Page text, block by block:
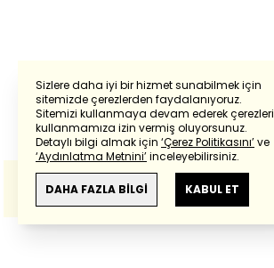
Sizlere daha iyi bir hizmet sunabilmek için
sitemizde çerezlerden faydalanıyoruz.
Sitemizi kullanmaya devam ederek çerezleri
kullanmamıza izin vermiş oluyorsunuz.
Detaylı bilgi almak için ‘Çerez Politikasını’ve
‘Aydınlatma Metnini’inceleyebilirsiniz.
DAHA FAZLA BİLGİ KABUL ET
Powered by Translate
Bu çevirideGoogle Transletekullanılmıştır.
Anlam ve çeviri hatalarından
haberturk.com
sorumlu değildir.